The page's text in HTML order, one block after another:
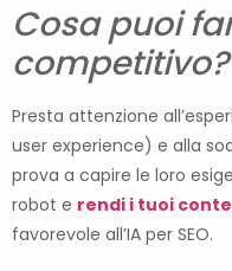
Cosa puoi
competitivo?
Presta attenzione
user experience) e alla
prova a capire le loro
robot e rendi i tuoi
favorevole all’IA per SEO.